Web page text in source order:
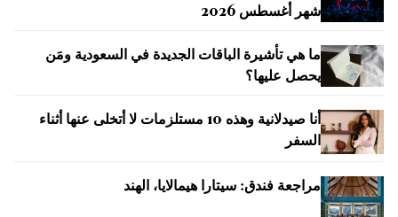
شهر أغسطس 2026
ما هي تأشيرة الباقات الجديدة في السعودية ومَن
يحصل عليها؟
أنا صيدلانية وهذه 10 مستلزمات لا أتخلى عنها أثناء
السفر
مراجعة فندق: سيتارا هيمالايا، الهند